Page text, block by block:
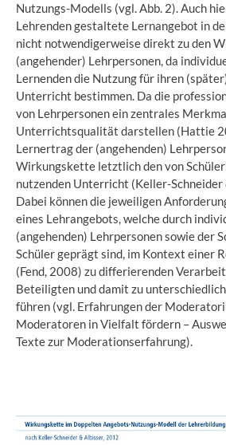
Nutzungs-Modells (vgl. Abb. 2). Auch
Lehrenden gestaltete Lernangebot in
nicht notwendigerweise direkt zu den
(angehender) Lehrpersonen, da
Lernenden die Nutzung für ihren
Unterricht bestimmen. Da die
von Lehrpersonen ein zentrales
Unterrichtsqualität darstellen (Hattie
Lernertrag der (angehenden)
Wirkungskette letztlich den von
nutzenden Unterricht (Keller-
Dabei können die jeweiligen
eines Lehrangebots, welche durch
(angehenden) Lehrpersonen sowie der
Schüler geprägt sind, im Kontext einer
(Fend, 2008) zu differierenden
Beteiligten und damit zu
führen (vgl. Erfahrungen der
Moderatoren in Vielfalt fördern –
Texte zur Moderationserfahrung).